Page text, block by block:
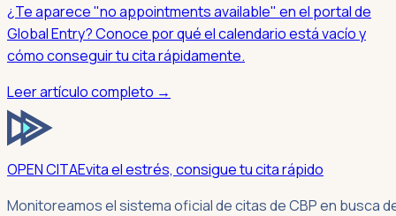
¿Te aparece "no appointments available" en el portal de
Global Entry? Conoce por qué el calendario está vacío y
cómo conseguir tu cita rápidamente.
Leer artículo completo →
OPEN CITAEvita el estrés, consigue tu cita rápido
Monitoreamos el sistema oficial de citas de CBP en busca